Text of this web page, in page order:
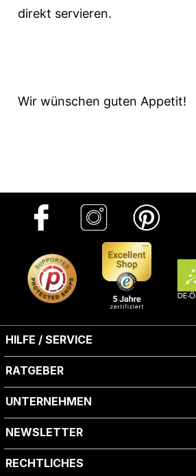
direkt servieren.
Wir wünschen guten Appetit!
HILFE / SERVICE
RATGEBER
UNTERNEHMEN
NEWSLETTER
RECHTLICHES